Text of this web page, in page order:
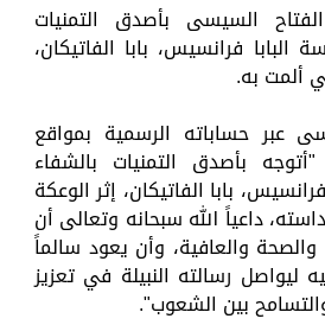
السيسى بأصدق التمنيات
البابا فرانسيس، بابا الفاتيكان،
ألمت به.
عبر حساباته الرسمية بمواقع
بأصدق التمنيات بالشفاء
بابا الفاتيكان، إثر الوعكة
داعياً الله سبحانه وتعالى أن
والعافية، وأن يعود سالماً
ليواصل رسالته النبيلة في تعزيز
بين الشعوب".